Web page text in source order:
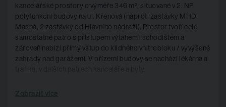
kancelářské prostory o výměře 346 m², situované v 2. NP
polyfunkční budovy na ul. Křenová (naproti zastávky MHD
Masná, 2 zastávky od Hlavního nádraží). Prostor tvoří celé
samostatné patro s přístupem výtahem i schodištěm a
zároveň nabízí přímý vstup do klidného vnitrobloku / vyvýšené
zahrady nad garážemi. V přízemí budovy se nachází lékárna a